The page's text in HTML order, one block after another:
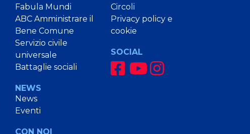
Fabula Mundi
ABC Amministrare il
Bene Comune
Servizio civile
universale
Battaglie sociali
NEWS
News
Eventi
CON NOI
Circoli
Privacy policy e
cookie
SOCIAL